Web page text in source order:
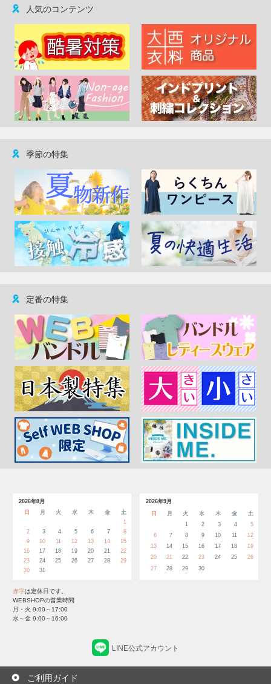
人気のコンテンツ
季節の特集
定番の特集
2026年8月
日
月 火 水 木 金
土
1
2
3 4 5 6 7
8
9
10 11 12 13 14
15
16
17 18 19 20 21
22
23
24 25 26 27 28
29
30
31
2026年9月
日
月 火 水 木 金
土
1
2 3 4
5
6
7 8 9 10 11
12
13
14 15 16 17 18
19
20
21 22 23 24 25
26
27
28 29 30
赤字は定休日です。
WEBSHOPの営業時間
月・火 9:00～17:00
水～金 9:00～16:00
LINE公式アカウント
ご利用ガイド